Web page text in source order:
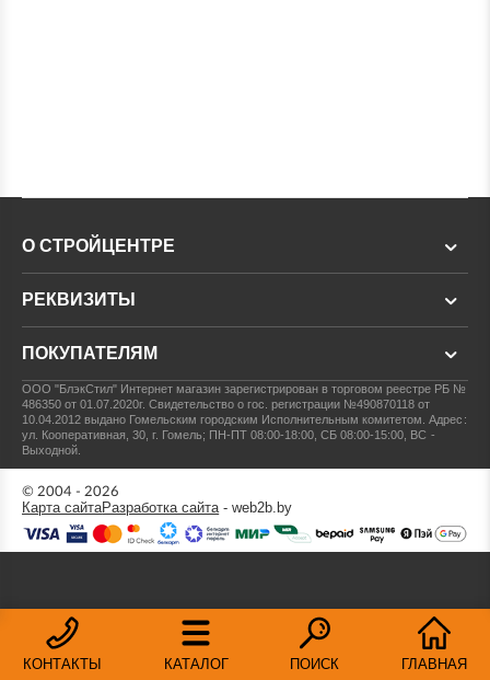
КОНТАКТЫ КАТАЛОГ ПОИСК ГЛАВНАЯ
О СТРОЙЦЕНТРЕ
РЕКВИЗИТЫ
ПОКУПАТЕЛЯМ
ООО "БлэкСтил" Интернет магазин зарегистрирован в торговом реестре РБ №
486350 от 01.07.2020г.Свидетельство о гос. регистрации №490870118 от
10.04.2012 выдано Гомельским городским Исполнительным комитетом.Адрес:
ул. Кооперативная, 30, г. Гомель; ПН-ПТ 08:00-18:00, СБ 08:00-15:00, ВС -
Выходной.
© 2004 - 2026
Карта сайтаРазработка сайта- web2b.by